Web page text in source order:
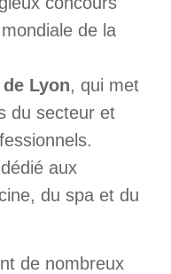
de la
Lyon, qui met
du secteur et
aux
du spa et du
de nombreux